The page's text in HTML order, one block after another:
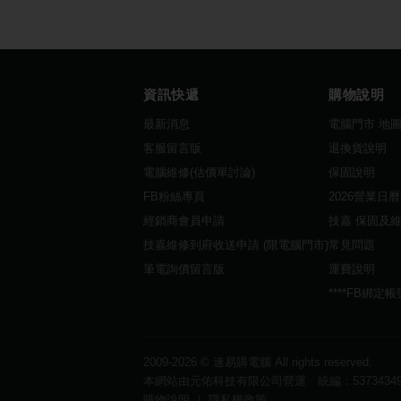
資訊快遞
最新消息
客服留言版
電腦維修(估價單討論)
FB粉絲專頁
經銷商會員申請
技嘉維修到府收送申請 (限電腦門市)
筆電詢價留言版
購物說明
電腦門市 地圖
退換貨說明
保固說明
2026營業日曆
技嘉 保固及
常見問題
運費說明
****FB綁定帳